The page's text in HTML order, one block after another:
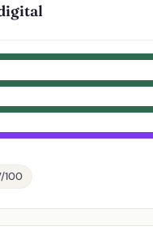
100